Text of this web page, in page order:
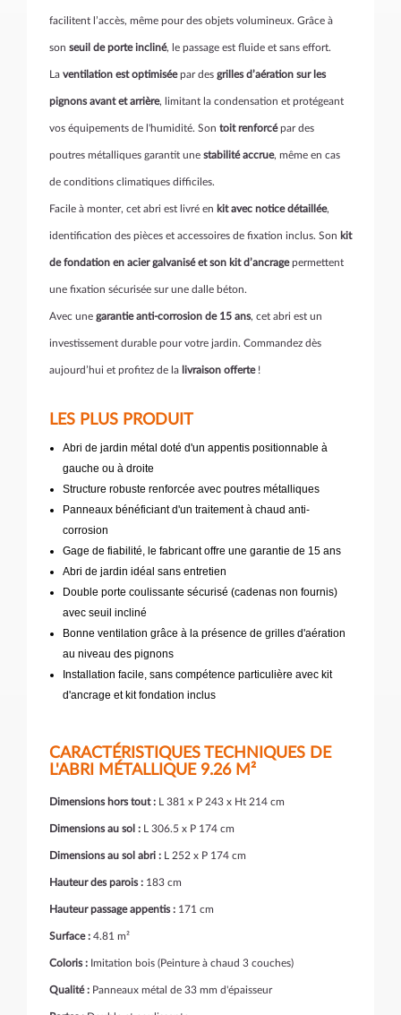
facilitent l’accès, même pour des objets volumineux. Grâce à
son seuil de porte incliné, le passage est fluide et sans effort.
La ventilation est optimiséepar des grilles d’aération sur les
pignons avant et arrière, limitant la condensation et protégeant
vos équipements de l'humidité. Son toit renforcépar des
poutres métalliques garantit une stabilité accrue, même en cas
de conditions climatiques difficiles.
Facile à monter, cet abri est livré en kit avec notice détaillée,
identification des pièces et accessoires de fixation inclus. Son kit
de fondation en acier galvanisé et son kit d’ancragepermettent
une fixation sécurisée sur une dalle béton.
Avec une garantie anti-corrosion de 15 ans, cet abri est un
investissement durable pour votre jardin. Commandez dès
aujourd’hui et profitez de la livraison offerte!
LES PLUS PRODUIT
Abri de jardin métal doté d'un appentis positionnable à
gauche ou à droite
Structure robuste renforcée avec poutres métalliques
Panneaux bénéficiant d'un traitement à chaud anti-
corrosion
Gage de fiabilité, le fabricant offre une garantie de 15 ans
Abri de jardin idéal sans entretien
Double porte coulissante sécurisé (cadenas non fournis)
avec seuil incliné
Bonne ventilation grâce à la présence de grilles d'aération
au niveau des pignons
Installation facile, sans compétence particulière avec kit
d'ancrage et kit fondation inclus
CARACTÉRISTIQUES TECHNIQUES DE
L'ABRI MÉTALLIQUE 9.26 M²
Dimensions hors tout : L 381 x P 243 x Ht 214 cm
Dimensions au sol : L 306.5 x P 174 cm
Dimensions au sol abri : L 252 x P 174 cm
Hauteur des parois : 183 cm
Hauteur passage appentis : 171 cm
Surface : 4.81 m²
Coloris : Imitation bois (Peinture à chaud 3 couches)
Qualité : Panneaux métal de 33 mm d'épaisseur